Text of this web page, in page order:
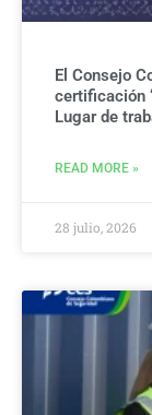
El Consejo
certificación
Lugar de
READ MORE »
28 julio, 2026